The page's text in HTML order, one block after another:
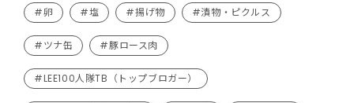
#卵 #塩 #揚げ物 #漬物・ピクルス
#ツナ缶 #豚ロース肉
#LEE100人隊TB（トップブロガー）